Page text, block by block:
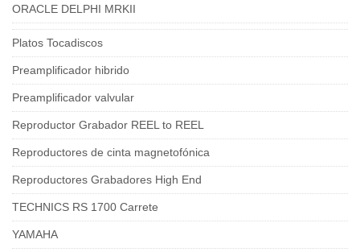
ORACLE DELPHI MRKII
Platos Tocadiscos
Preamplificador hibrido
Preamplificador valvular
Reproductor Grabador REEL to REEL
Reproductores de cinta magnetofónica
Reproductores Grabadores High End
TECHNICS RS 1700 Carrete
YAMAHA